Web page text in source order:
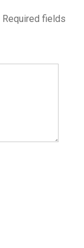
Required fields